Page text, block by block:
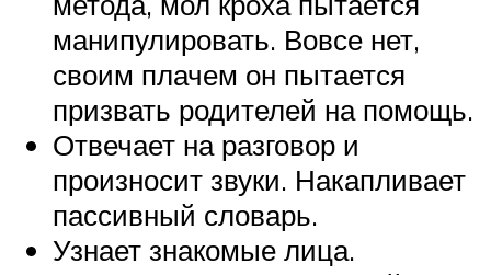
манипулировать. Вовсе нет,
своим плачем он пытается
призвать родителей на помощь.
Отвечает на разговор и
произносит звуки. Накапливает
пассивный словарь.
Узнает знакомые лица.